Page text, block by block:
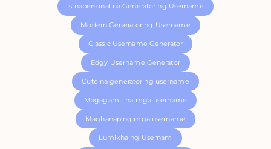
Isinapersonal na Generator ng Username
Modern Generator ng Username
Classic Username Generator
Edgy Username Generator
Cute na generator ng username
Magagamit na mga username
Maghanap ng mga username
Lumikha ng Usernam